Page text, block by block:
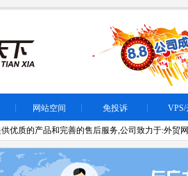
网站空间 免投诉 VPS/
优质的产品和完善的售后服务,公司致力于:外贸